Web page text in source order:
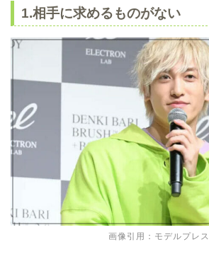
1.相手に求めるものがない
画像引用：モデルプレス